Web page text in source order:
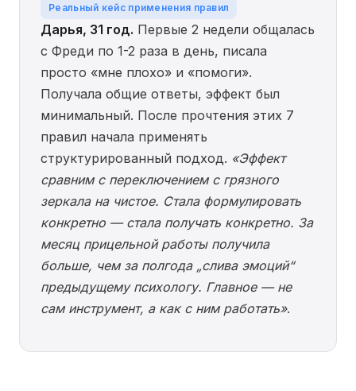
Реальный кейс применения правил
Дарья, 31 год. Первые 2 недели общалась
с Фреди по 1-2 раза в день, писала
просто «мне плохо» и «помоги».
Получала общие ответы, эффект был
минимальный. После прочтения этих 7
правил начала применять
структурированный подход. «Эффект
сравним с переключением с грязного
зеркала на чистое. Стала формулировать
конкретно — стала получать конкретно. За
месяц прицельной работы получила
больше, чем за полгода „слива эмоций“
предыдущему психологу. Главное — не
сам инструмент, а как с ним работать».